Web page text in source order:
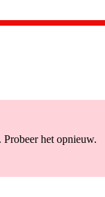
Probeer het opnieuw.